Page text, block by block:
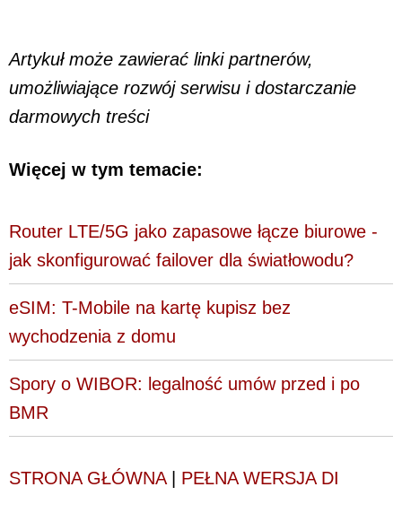
Artykuł może zawierać linki partnerów,
umożliwiające rozwój serwisu i dostarczanie
darmowych treści
Więcej w tym temacie:
Router LTE/5G jako zapasowe łącze biurowe -
jak skonfigurować failover dla światłowodu?
eSIM: T-Mobile na kartę kupisz bez
wychodzenia z domu
Spory o WIBOR: legalność umów przed i po
BMR
STRONA GŁÓWNA| PEŁNA WERSJA DI